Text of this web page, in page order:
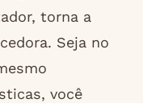
torna a
Seja no
você